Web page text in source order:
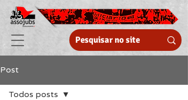
Post
Todos posts